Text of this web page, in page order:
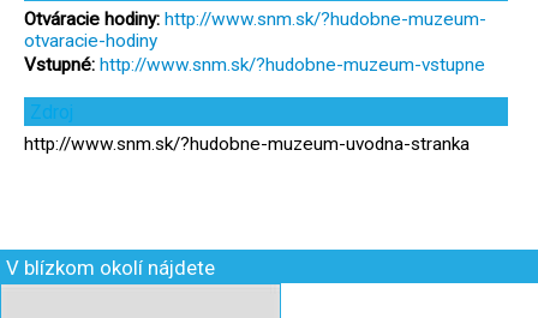
Otváracie hodiny: http://www.snm.sk/?hudobne-muzeum-
otvaracie-hodiny
Vstupné: http://www.snm.sk/?hudobne-muzeum-vstupne
Zdroj
http://www.snm.sk/?hudobne-muzeum-uvodna-stranka
V blízkom okolí nájdete